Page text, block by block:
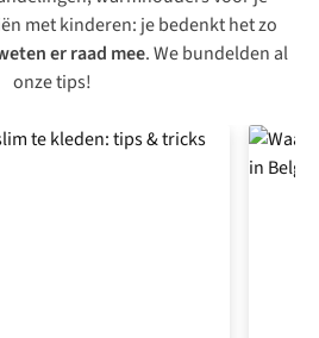
met kinderen: je bedenkt het zo
er raad mee. We bundelden al
onze tips!